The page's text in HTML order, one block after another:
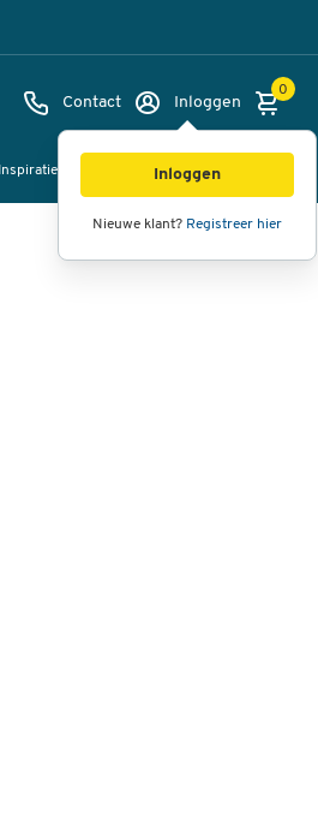
Contact Inloggen
Inloggen
Nieuwe klant? Registreer hier
0
Inspiratie360°
weergave